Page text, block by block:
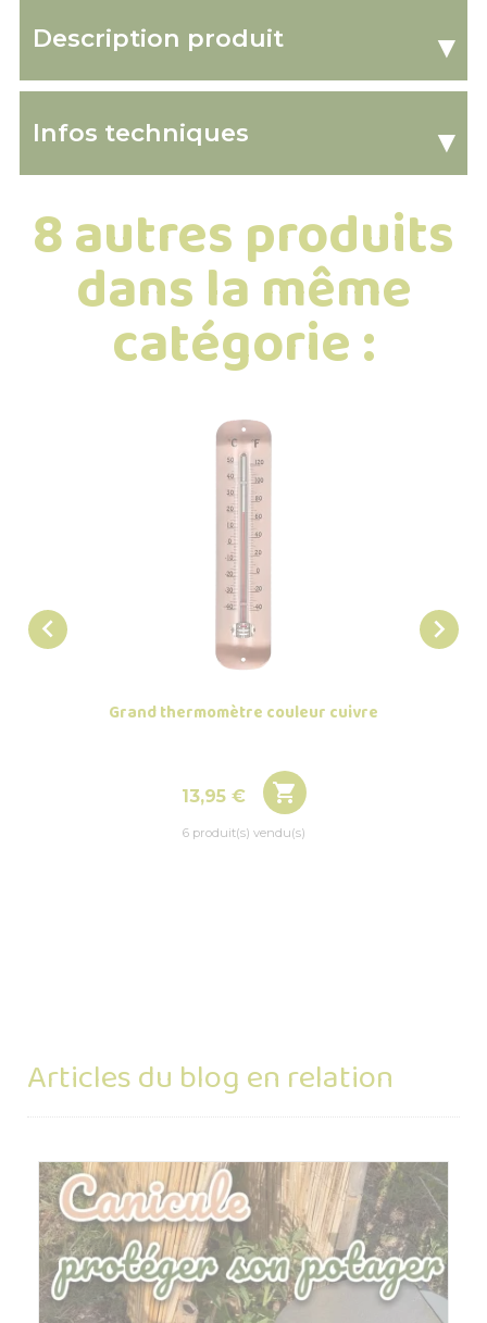
Description produit ▾
Infos techniques ▾
8 autres produits
dans la même
catégorie :

Grand thermomètre couleur cuivre
Prix
13,95 € 
6 produit(s) vendu(s)

Articles du blog en relation